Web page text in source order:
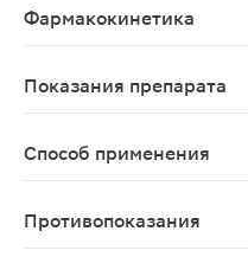
Фармакокинетика
Показания препарата
Способ применения
Противопоказания